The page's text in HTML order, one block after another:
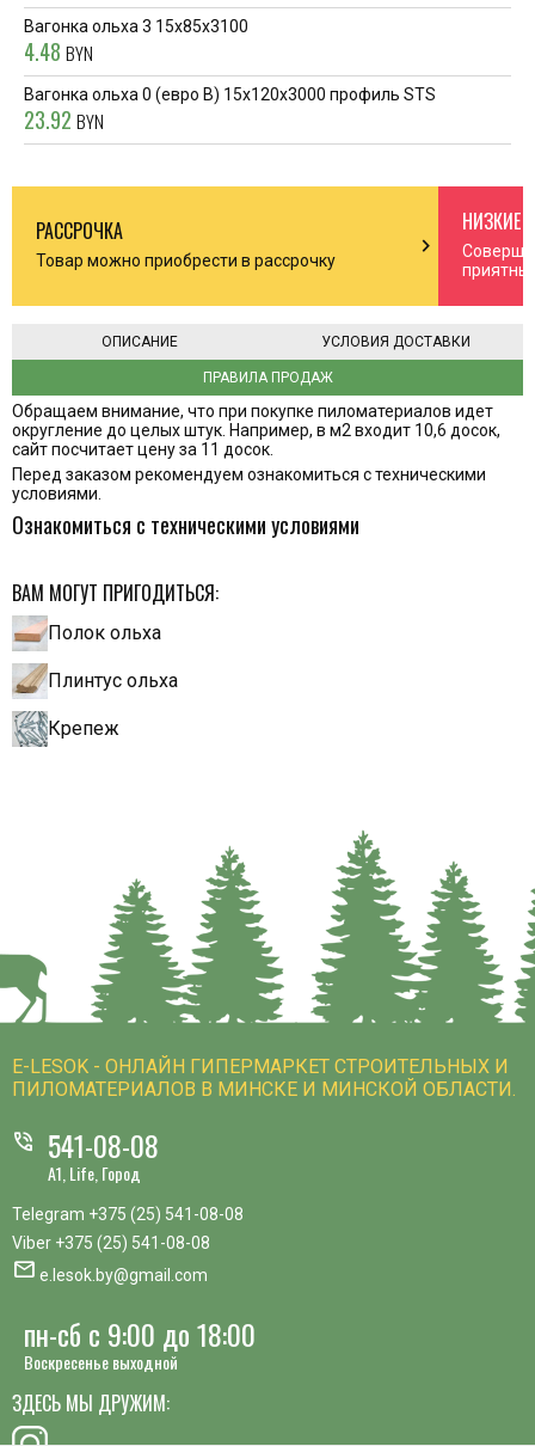
Вагонка ольха 3 15х85х3100
4.48 BYN
Вагонка ольха 0 (евро В) 15х120х3000 профиль STS
23.92 BYN
РАССРОЧКА
Товар можно приобрести в рассрочку chevron_right
НИЗКИЕ
ПРАВИЛА ПРОДАЖ
ОПИСАНИЕ УСЛОВИЯ ДОСТАВКИ
Обращаем внимание, что при покупке пиломатериалов идет
округление до целых штук. Например, в м2 входит 10,6 досок,
сайт посчитает цену за 11 досок.
Перед заказом рекомендуем ознакомиться с техническими
условиями.
Ознакомиться с техническими условиями
ВАМ МОГУТ ПРИГОДИТЬСЯ:
Полок ольха
Плинтус ольха
Крепеж
E-LESOK - ОНЛАЙН ГИПЕРМАРКЕТ СТРОИТЕЛЬНЫХ И
ПИЛОМАТЕРИАЛОВ В МИНСКЕ И МИНСКОЙ ОБЛАСТИ.
phone_in_talk 541-08-08
A1, Life, Город
Telegram +375 (25) 541-08-08
Viber +375 (25) 541-08-08
mail e.lesok.by@gmail.com
пн-сб с 9:00 до 18:00
Воскресенье выходной
ЗДЕСЬ МЫ ДРУЖИМ: